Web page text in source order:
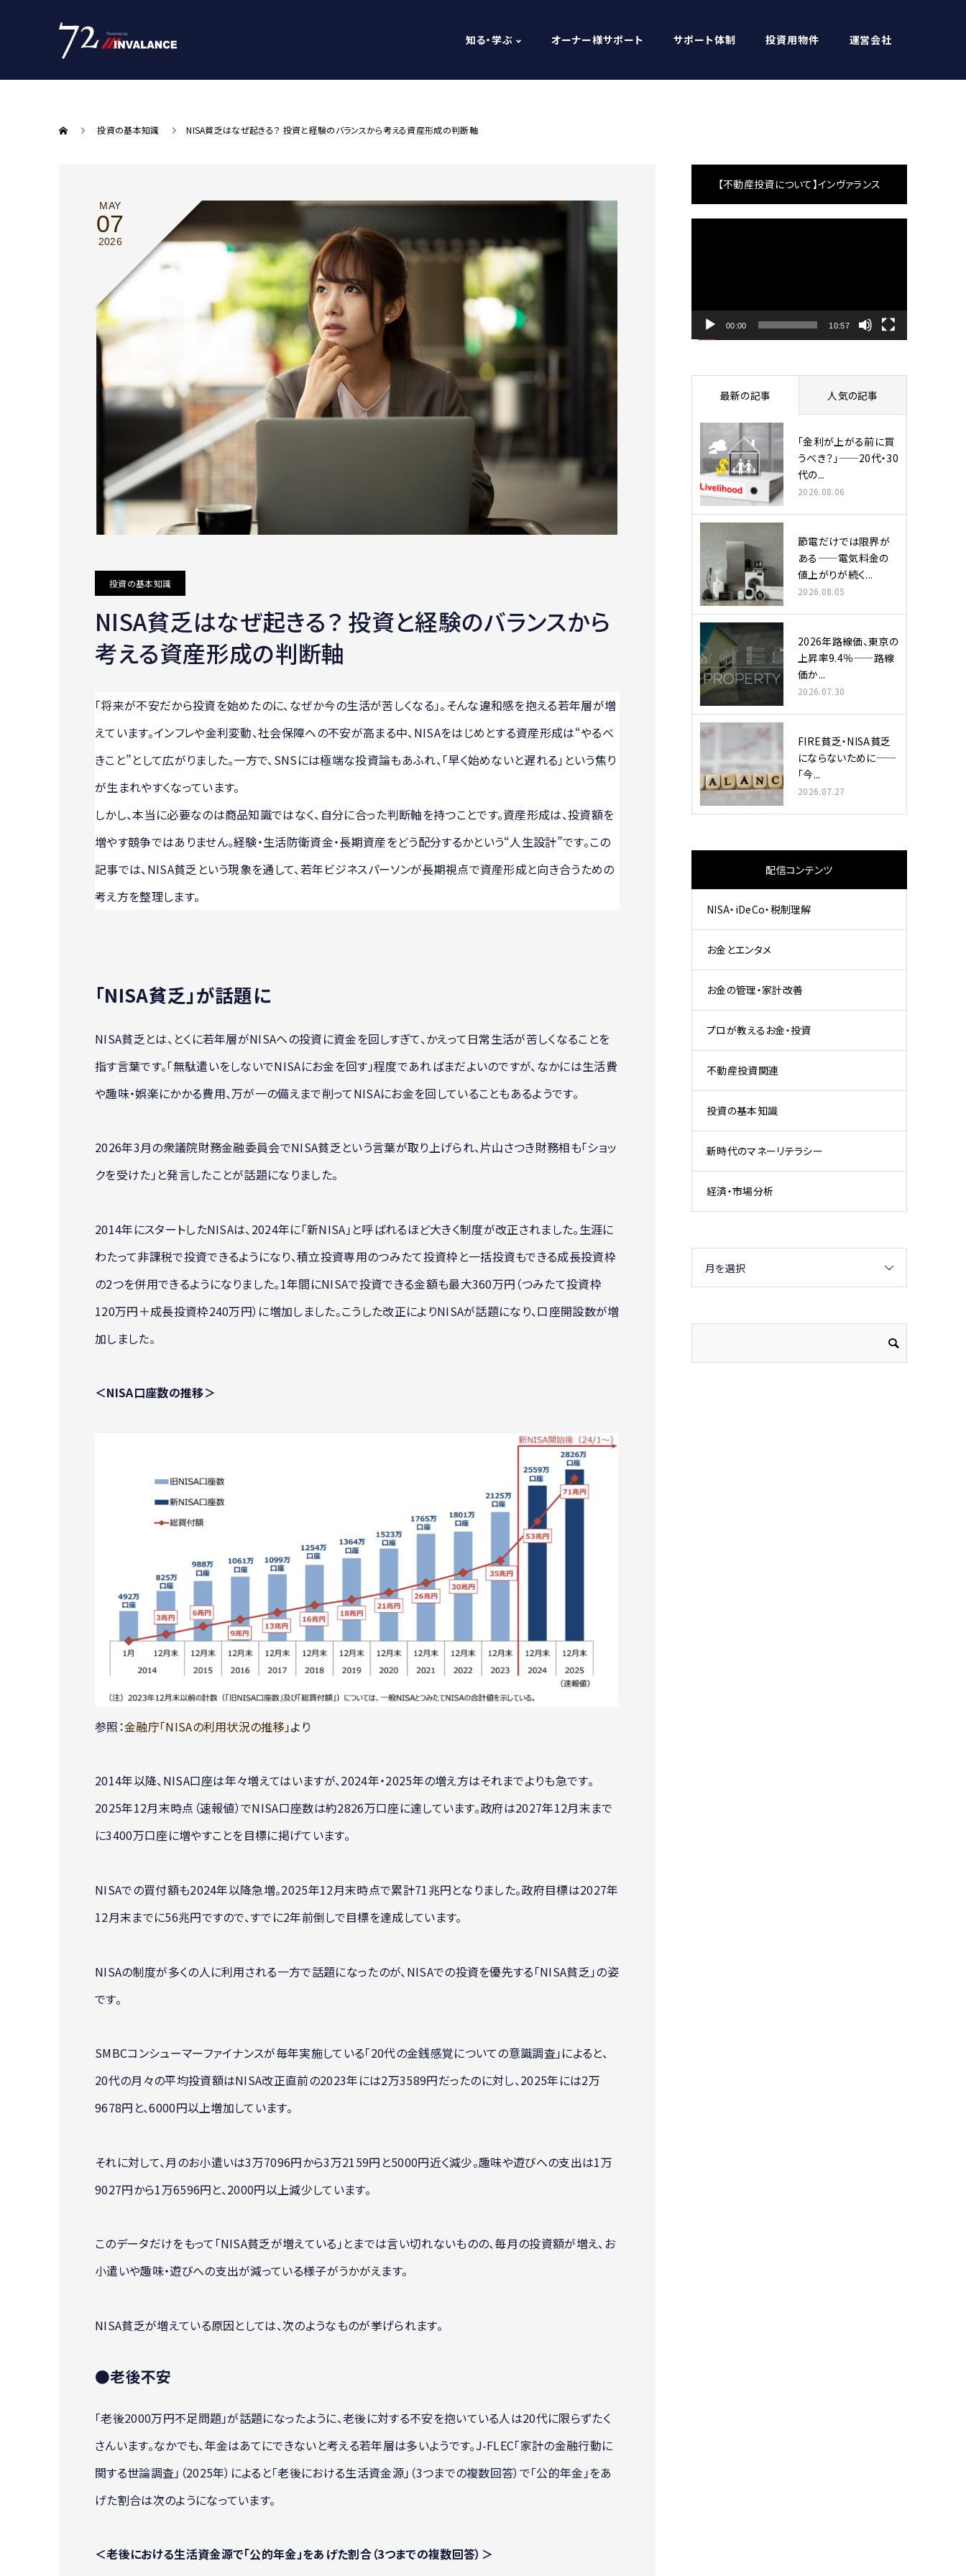
知る・学ぶ オーナー様サポート サポート体制 投資用物件 運営会社
投資の基本知識 NISA貧乏はなぜ起きる？ 投資と経験のバランスから考える資産形成の判断軸
MAY
07
2026
投資の基本知識
NISA貧乏はなぜ起きる？ 投資と経験のバランスから
考える資産形成の判断軸
「将来が不安だから投資を始めたのに、なぜか今の生活が苦しくなる」。そんな違和感を抱える若年層が増
えています。インフレや金利変動、社会保障への不安が高まる中、NISAをはじめとする資産形成は“やるべ
きこと”として広がりました。一方で、SNSには極端な投資論もあふれ、「早く始めないと遅れる」という焦り
が生まれやすくなっています。
しかし、本当に必要なのは商品知識ではなく、自分に合った判断軸を持つことです。資産形成は、投資額を
増やす競争ではありません。経験・生活防衛資金・長期資産をどう配分するかという“人生設計”です。この
記事では、NISA貧乏という現象を通して、若年ビジネスパーソンが長期視点で資産形成と向き合うための
考え方を整理します。
｢NISA貧乏｣が話題に
NISA貧乏とは、とくに若年層がNISAへの投資に資金を回しすぎて、かえって日常生活が苦しくなることを
指す言葉です。「無駄遣いをしないでNISAにお金を回す」程度であればまだよいのですが、なかには生活費
や趣味・娯楽にかかる費用、万が一の備えまで削ってNISAにお金を回していることもあるようです。
2026年3月の衆議院財務金融委員会でNISA貧乏という言葉が取り上げられ、片山さつき財務相も「ショッ
クを受けた」と発言したことが話題になりました。
2014年にスタートしたNISAは、2024年に「新NISA」と呼ばれるほど大きく制度が改正されました。生涯に
わたって非課税で投資できるようになり、積立投資専用のつみたて投資枠と一括投資もできる成長投資枠
の2つを併用できるようになりました。1年間にNISAで投資できる金額も最大360万円（つみたて投資枠
120万円＋成長投資枠240万円）に増加しました。こうした改正によりNISAが話題になり、口座開設数が増
加しました。
＜NISA口座数の推移＞
参照：金融庁「NISAの利用状況の推移」より
2014年以降、NISA口座は年々増えてはいますが、2024年・2025年の増え方はそれまでよりも急です。
2025年12月末時点（速報値）でNISA口座数は約2826万口座に達しています。政府は2027年12月末まで
に3400万口座に増やすことを目標に掲げています。
NISAでの買付額も2024年以降急増。2025年12月末時点で累計71兆円となりました。政府目標は2027年
12月末までに56兆円ですので、すでに2年前倒しで目標を達成しています。
NISAの制度が多くの人に利用される一方で話題になったのが、NISAでの投資を優先する「NISA貧乏」の姿
です。
SMBCコンシューマーファイナンスが毎年実施している「20代の金銭感覚についての意識調査」によると、
20代の月々の平均投資額はNISA改正直前の2023年には2万3589円だったのに対し、2025年には2万
9678円と、6000円以上増加しています。
それに対して、月のお小遣いは3万7096円から3万2159円と5000円近く減少。趣味や遊びへの支出は1万
9027円から1万6596円と、2000円以上減少しています。
このデータだけをもって「NISA貧乏が増えている」とまでは言い切れないものの、毎月の投資額が増え、お
小遣いや趣味・遊びへの支出が減っている様子がうかがえます。
NISA貧乏が増えている原因としては、次のようなものが挙げられます。
●老後不安
「老後2000万円不足問題」が話題になったように、老後に対する不安を抱いている人は20代に限らずたく
さんいます。なかでも、年金はあてにできないと考える若年層は多いようです。J-FLEC「家計の金融行動に
関する世論調査」（2025年）によると「老後における生活資金源」（3つまでの複数回答）で「公的年金」をあ
げた割合は次のようになっています。
＜老後における生活資金源で「公的年金」をあげた割合（3つまでの複数回答）＞
【不動産投資について】インヴァランス
ー
00:00 10:57
最新の記事 人気の記事
「金利が上がる前に買
うべき？」——20代・30
代の...
2026.08.06
節電だけでは限界が
ある——電気料金の
値上がりが続く...
2026.08.05
2026年路線価、東京の
上昇率9.4％——路線
価か...
2026.07.30
FIRE貧乏・NISA貧乏
にならないために——
「今...
2026.07.27
配信コンテンツ
NISA・iDeCo・税制理解
お金とエンタメ
お金の管理・家計改善
プロが教えるお金・投資
不動産投資関連
投資の基本知識
新時代のマネーリテラシー
経済・市場分析
月を選択